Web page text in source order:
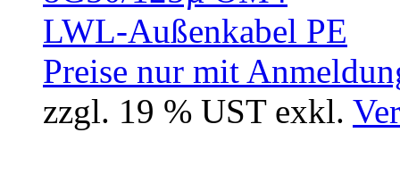
Preise nur mit
zzgl. 19 % UST exkl.